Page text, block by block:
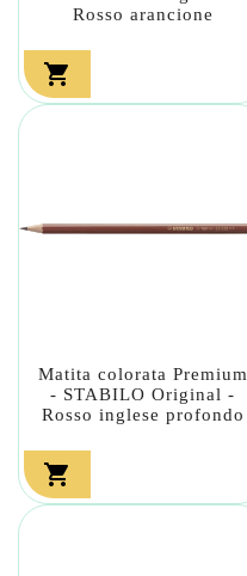
Rosso arancione

Matita colorata Premium
- STABILO Original -
Rosso inglese profondo
